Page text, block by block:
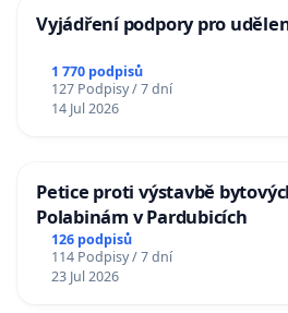
Vyjádření podpory pro
1 770 podpisů
127 Podpisy / 7 dní
14 Jul 2026
Petice proti výstavbě
Polabinám v Pardubicích
126 podpisů
114 Podpisy / 7 dní
23 Jul 2026